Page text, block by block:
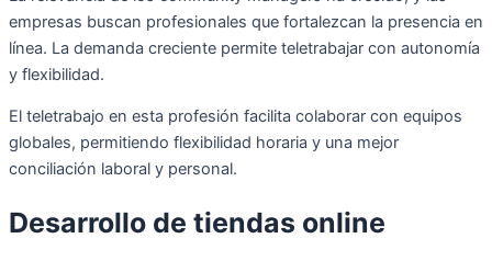
empresas buscan profesionales que fortalezcan la presencia en
línea. La demanda creciente permite teletrabajar con autonomía
y flexibilidad.
El teletrabajo en esta profesión facilita colaborar con equipos
globales, permitiendo flexibilidad horaria y una mejor
conciliación laboral y personal.
Desarrollo de tiendas online